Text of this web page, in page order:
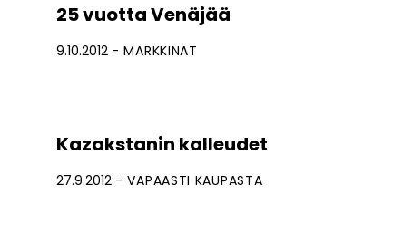
25 vuotta Venäjää
9.10.2012 MARKKINAT
Kazakstanin kalleudet
27.9.2012 VAPAASTI KAUPASTA